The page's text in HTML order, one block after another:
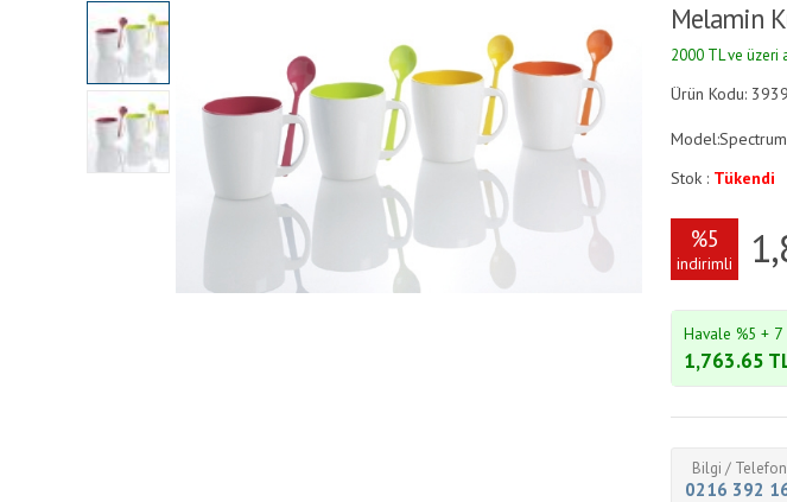
Melamin
2000 TL ve üzeri
Ürün Kodu:
Model:Spectrum
Stok : Tükendi
%5
indirimli
Havale %5 + 7
1,763.65
Bilgi /
0216 392